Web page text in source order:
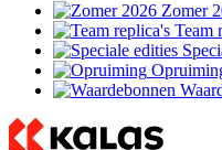
Zomer
Team